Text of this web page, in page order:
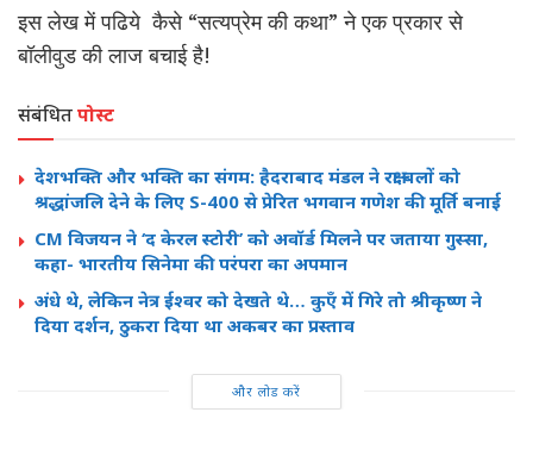
इस लेख में पढिये कैसे “सत्यप्रेम की कथा” ने एक प्रकार से
बॉलीवुड की लाज बचाई है!
संबंधितपोस्ट
देशभक्ति और भक्ति का संगम: हैदराबाद मंडल ने रक्षा बलों को
श्रद्धांजलि देने के लिए S-400 से प्रेरित भगवान गणेश की मूर्ति बनाई
CM विजयन ने ‘द केरल स्टोरी’ को अवॉर्ड मिलने पर जताया गुस्सा,
कहा- भारतीय सिनेमा की परंपरा का अपमान
अंधे थे, लेकिन नेत्र ईश्वर को देखते थे… कुएँ में गिरे तो श्रीकृष्ण ने
दिया दर्शन, ठुकरा दिया था अकबर का प्रस्ताव
और लोड करें